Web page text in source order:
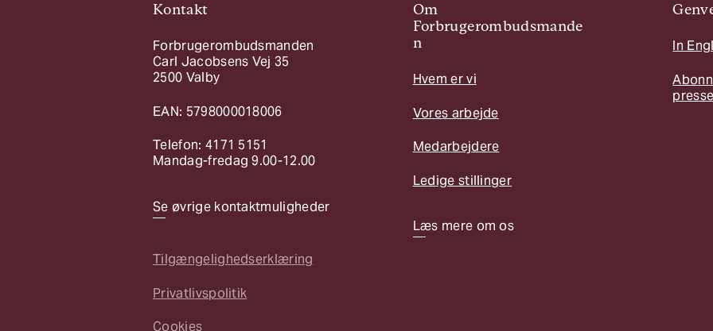
Kontakt
Forbrugerombudsmanden
Carl Jacobsens Vej 35
2500 Valby
EAN: 5798000018006
Telefon: 4171 5151
Mandag-fredag 9.00-12.00
Se øvrige kontaktmuligheder
Tilgængelighedserklæring
Privatlivspolitik
Cookies
Om
Forbrugerombudsmande
n
Hvem er vi
Vores arbejde
Medarbejdere
Ledige stillinger
Læs mere om os
In